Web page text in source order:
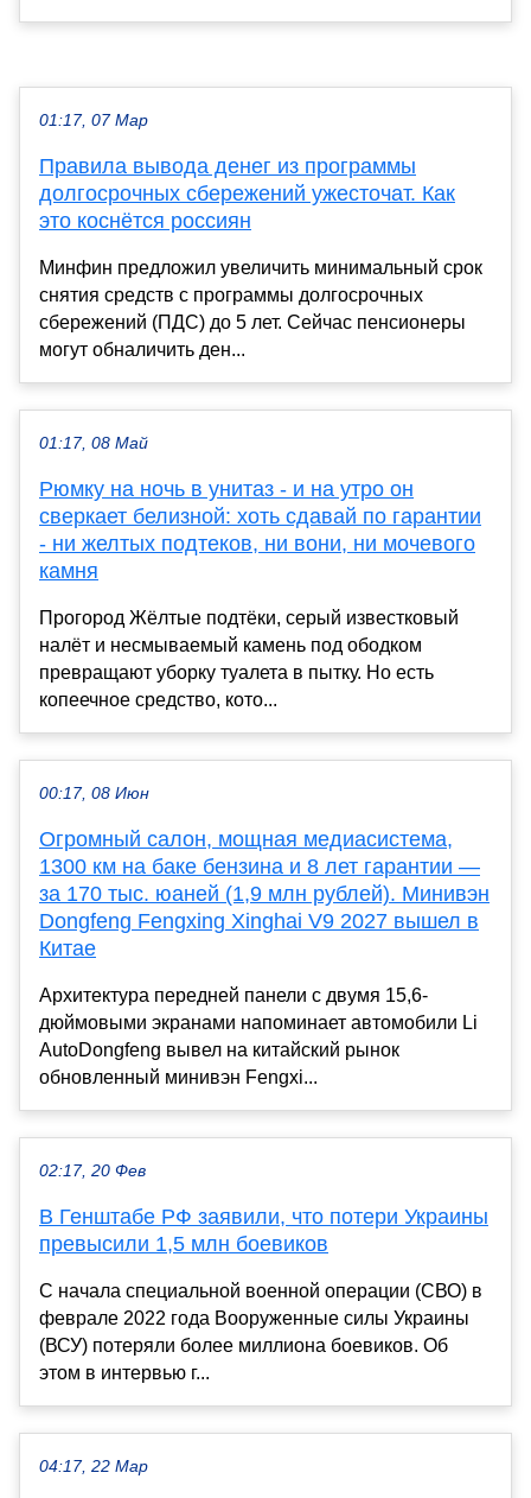
01:17, 07 Мар
Правила вывода денег из программы
долгосрочных сбережений ужесточат. Как
это коснётся россиян
Минфин предложил увеличить минимальный срок
снятия средств с программы долгосрочных
сбережений (ПДС) до 5 лет. Сейчас пенсионеры
могут обналичить ден...
01:17, 08 Май
Рюмку на ночь в унитаз - и на утро он
сверкает белизной: хоть сдавай по гарантии
- ни желтых подтеков, ни вони, ни мочевого
камня
Прогород Жёлтые подтёки, серый известковый
налёт и несмываемый камень под ободком
превращают уборку туалета в пытку. Но есть
копеечное средство, кото...
00:17, 08 Июн
Огромный салон, мощная медиасистема,
1300 км на баке бензина и 8 лет гарантии —
за 170 тыс. юаней (1,9 млн рублей). Минивэн
Dongfeng Fengxing Xinghai V9 2027 вышел в
Китае
Архитектура передней панели с двумя 15,6-
дюймовыми экранами напоминает автомобили Li
AutoDongfeng вывел на китайский рынок
обновленный минивэн Fengxi...
02:17, 20 Фев
В Генштабе РФ заявили, что потери Украины
превысили 1,5 млн боевиков
С начала специальной военной операции (СВО) в
феврале 2022 года Вооруженные силы Украины
(ВСУ) потеряли более миллиона боевиков. Об
этом в интервью г...
04:17, 22 Мар